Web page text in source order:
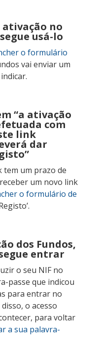
ativação no
usá-lo
o formulário
vai enviar um
“a ativação
com
link
dar
tem um prazo de
um novo link
o formulário de
dos Fundos,
entrar
o seu NIF no
passe que indicou
para entrar no
o acesso
para voltar
a sua palavra-